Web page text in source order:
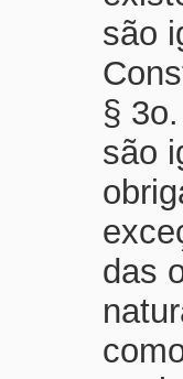
são
§
são
das